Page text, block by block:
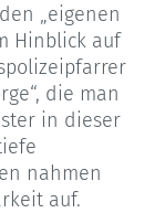
„eigenen
Hinblick auf
die man
in dieser
nahmen
auf.